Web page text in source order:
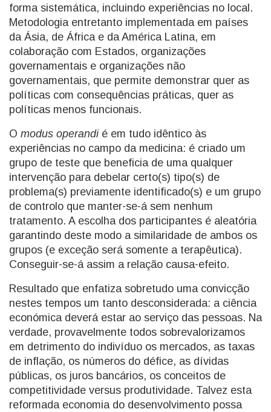
forma sistemática, incluindo experiências no local.
Metodologia entretanto implementada em países
da Ásia, de África e da América Latina, em
colaboração com Estados, organizações
governamentais e organizações não
governamentais, que permite demonstrar quer as
políticas com consequências práticas, quer as
políticas menos funcionais.
O modus operandié em tudo idêntico às
experiências no campo da medicina: é criado um
grupo de teste que beneficia de uma qualquer
intervenção para debelar certo(s) tipo(s) de
problema(s) previamente identificado(s) e um grupo
de controlo que manter-se-á sem nenhum
tratamento. A escolha dos participantes é aleatória
garantindo deste modo a similaridade de ambos os
grupos (e exceção será somente a terapêutica).
Conseguir-se-á assim a relação causa-efeito.
Resultado que enfatiza sobretudo uma convicção
nestes tempos um tanto desconsiderada: a ciência
económica deverá estar ao serviço das pessoas. Na
verdade, provavelmente todos sobrevalorizamos
em detrimento do indivíduo os mercados, as taxas
de inflação, os números do défice, as dívidas
públicas, os juros bancários, os conceitos de
competitividade versus produtividade. Talvez esta
reformada economia do desenvolvimento possa